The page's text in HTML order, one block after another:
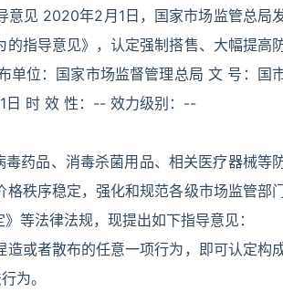
意见 2020年2月1日，国家市场监管总局
指导意见》，认定强制搭售、大幅提高
单位：国家市场监督管理总局 文 号：国
日 时 效 性：-- 效力级别：--
药品、消毒杀菌用品、相关医疗器械等
秩序稳定，强化和规范各级市场监管部
等法律法规，现提出如下指导意见：
或者散布的任意一项行为，即可认定构
为。